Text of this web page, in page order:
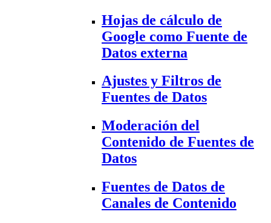
Hojas de cálculo de
Google como Fuente de
Datos externa
Ajustes y Filtros de
Fuentes de Datos
Moderación del
Contenido de Fuentes de
Datos
Fuentes de Datos de
Canales de Contenido